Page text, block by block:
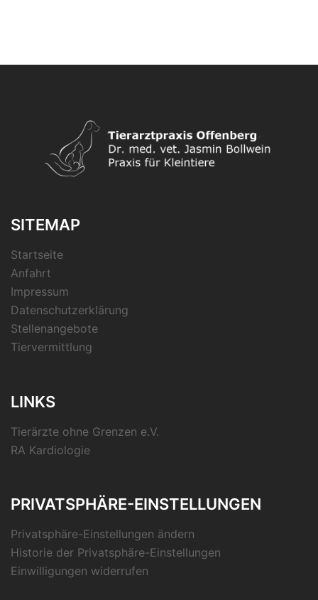
SITEMAP
Startseite
Anfahrt
Impressum
Datenschutzerklärung
Stellenangebote
Tiervermittlung
LINKS
Tierärzte ohne Grenzen e.V.
RA Kardiologie
PRIVATSPHÄRE-EINSTELLUNGEN
Privatsphäre-Einstellungen ändern
Historie der Privatsphäre-Einstellungen
Einwilligungen widerrufen